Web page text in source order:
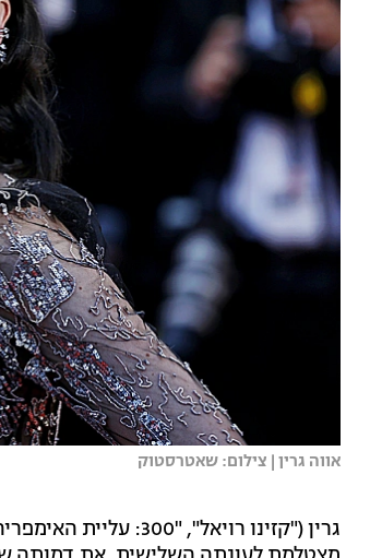
אווה גרין | צילום: שאטרסטוק
גרין ("קזינו רויאל", "300: עליית האימפריה", "פני דרדפול") מגלמת בסדרת הלהיט של